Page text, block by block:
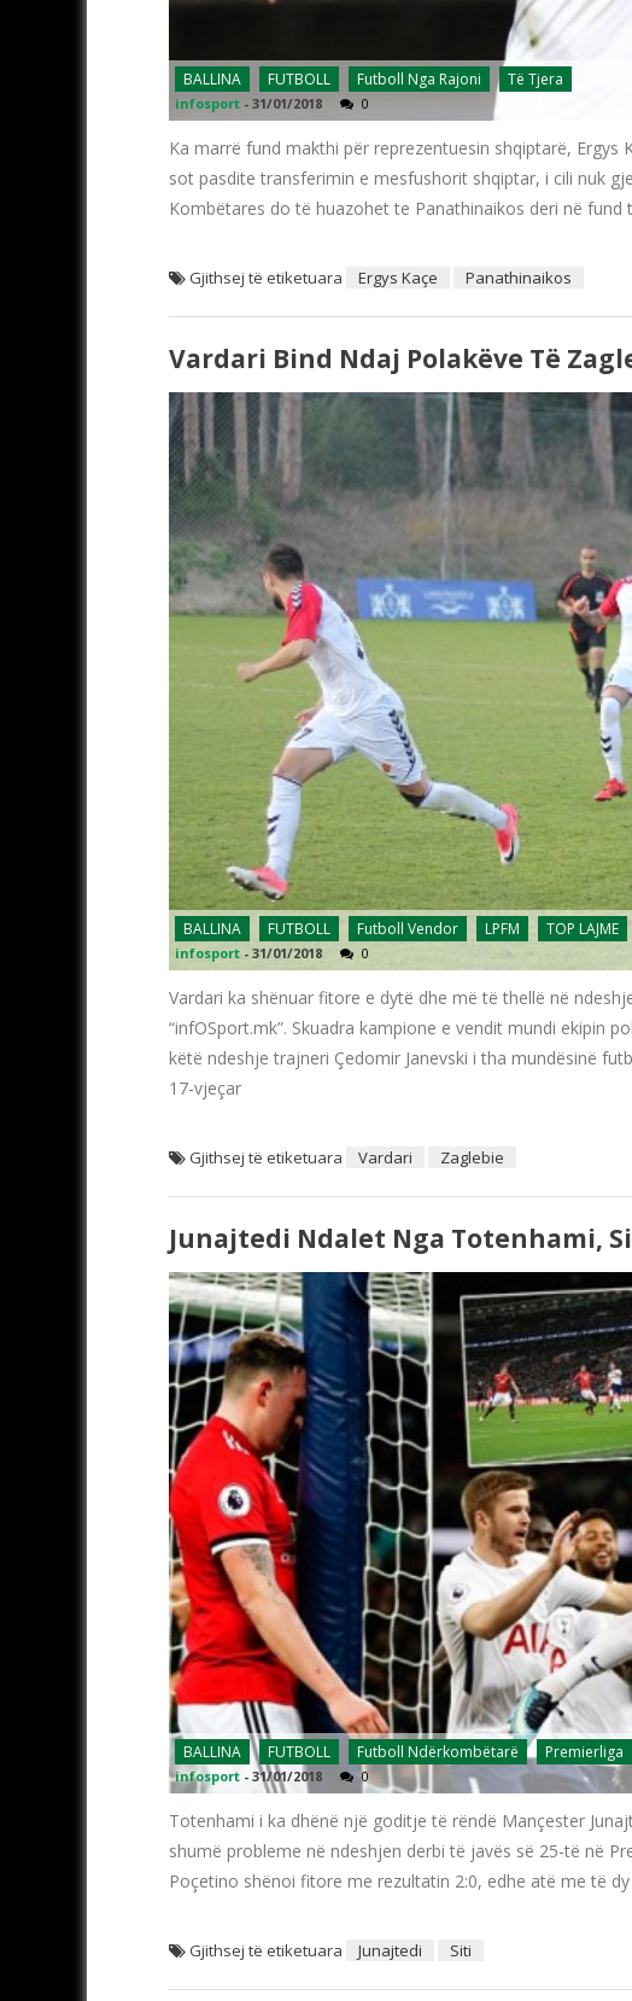
BALLINA FUTBOLL Futboll Nga Rajoni Të Tjera
infosport - 31/01/2018 0
Ka marrë fund makthi për reprezentuesin shqiptarë, Ergys
sot pasdite transferimin e mesfushorit shqiptar, i cili nuk
Kombëtares do të huazohet te Panathinaikos deri në fund
Gjithsej të etiketuara Ergys Kaçe Panathinaikos
Vardari Bind Ndaj Polakëve Të
BALLINA FUTBOLL Futboll Vendor LPFM TOP LAJME
infosport - 31/01/2018 0
Vardari ka shënuar fitore e dytë dhe më të thellë në
“infOSport.mk”. Skuadra kampione e vendit mundi ekipin
këtë ndeshje trajneri Çedomir Janevski i tha mundësinë
17-vjeçar
Gjithsej të etiketuara Vardari Zaglebie
Junajtedi Ndalet Nga Totenhami,
BALLINA FUTBOLL Futboll Ndërkombëtarë Premierliga
infosport - 31/01/2018 0
Totenhami i ka dhënë një goditje të rëndë Mançester
shumë probleme në ndeshjen derbi të javës së 25-të në
Poçetino shënoi fitore me rezultatin 2:0, edhe atë me të
Gjithsej të etiketuara Junajtedi Siti